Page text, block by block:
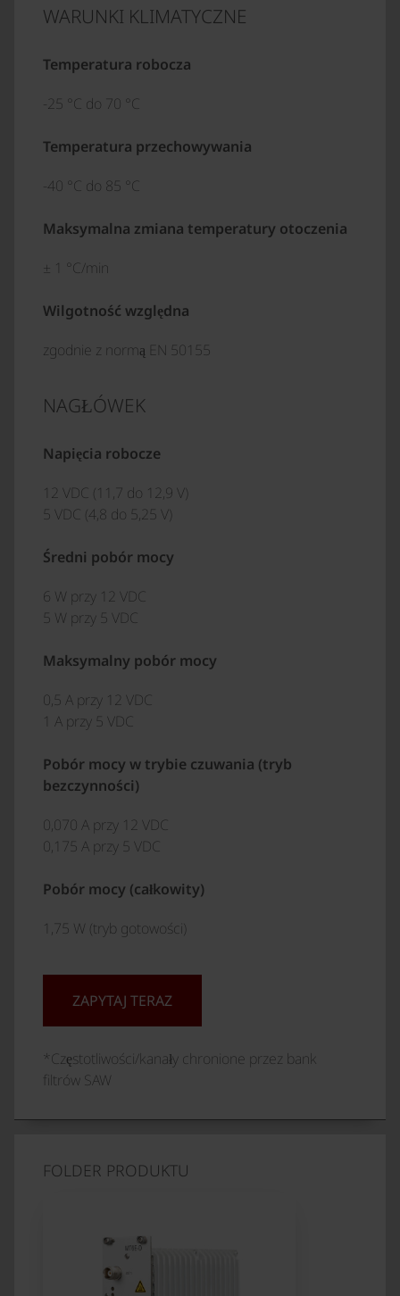
WARUNKI KLIMATYCZNE
Temperatura robocza
-25 °C do 70 °C
Temperatura przechowywania
-40 °C do 85 °C
Maksymalna zmiana temperatury otoczenia
± 1 °C/min
Wilgotność względna
zgodnie z normą EN 50155
NAGŁÓWEK
Napięcia robocze
12 VDC (11,7 do 12,9 V)
5 VDC (4,8 do 5,25 V)
Średni pobór mocy
6 W przy 12 VDC
5 W przy 5 VDC
Maksymalny pobór mocy
0,5 A przy 12 VDC
1 A przy 5 VDC
Pobór mocy w trybie czuwania (tryb
bezczynności)
0,070 A przy 12 VDC
0,175 A przy 5 VDC
Pobór mocy (całkowity)
1,75 W (tryb gotowości)
ZAPYTAJ TERAZ
*Częstotliwości/kanały chronione przez bank
filtrów SAW
FOLDER PRODUKTU